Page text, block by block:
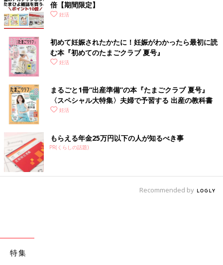
倍【期間限定】
妊活
初めて妊娠されたかたに！妊娠がわかったら最初に読
む本『初めてのたまごクラブ 夏号』
妊活
まるごと1冊“出産準備”の本『たまごクラブ 夏号』
〈スペシャル大特集〉夫婦で予習する 出産の教科書
妊活
もらえる年金25万円以下の人が知るべき事
PR(くらしの話題)
Recommended by
特集